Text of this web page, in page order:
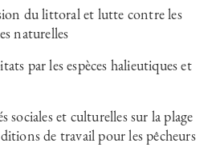
du littoral et lutte contre les
naturelles
par les espèces halieutiques et
sociales et culturelles sur la plage
de travail pour les pêcheurs